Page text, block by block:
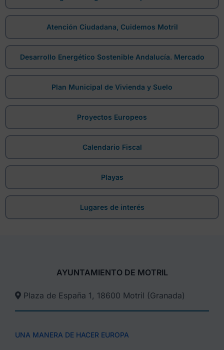
Atención Ciudadana, Cuidemos Motril
Desarrollo Energético Sostenible Andalucía. Mercado
Plan Municipal de Vivienda y Suelo
Proyectos Europeos
Calendario Fiscal
Playas
Lugares de interés
AYUNTAMIENTO DE MOTRIL
Plaza de España 1, 18600 Motril (Granada)​
UNA MANERA DE HACER EUROPA